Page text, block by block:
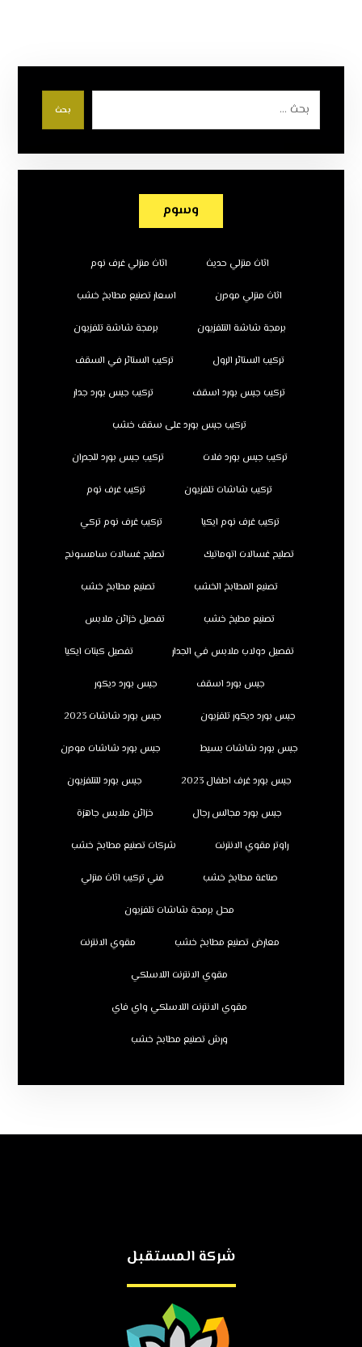
بحث
وسوم
اثاث منزلي حديث اثاث منزلي غرف نوم
اثاث منزلي مودرن اسعار تصنيع مطابخ خشب
برمجة شاشة التلفزيون برمجة شاشة تلفزيون
تركيب الستائر الرول تركيب الستائر في السقف
تركيب جبس بورد اسقف تركيب جبس بورد جدار
تركيب جبس بورد على سقف خشب
تركيب جبس بورد فلات تركيب جبس بورد للجدران
تركيب شاشات تلفزيون تركيب غرف نوم
تركيب غرف نوم ايكيا تركيب غرف نوم تركي
تصليح غسالات اتوماتيك تصليح غسالات سامسونج
تصنيع المطابخ الخشب تصنيع مطابخ خشب
تصنيع مطبخ خشب تفصيل خزائن ملابس
تفصيل دولاب ملابس في الجدار تفصيل كبتات ايكيا
جبس بورد اسقف جبس بورد ديكور
جبس بورد ديكور تلفزيون جبس بورد شاشات 2023
جبس بورد شاشات بسيط جبس بورد شاشات مودرن
جبس بورد غرف اطفال 2023 جبس بورد للتلفزيون
جبس بورد مجالس رجال خزائن ملابس جاهزة
راوتر مقوي الانترنت شركات تصنيع مطابخ خشب
صناعة مطابخ خشب فني تركيب اثاث منزلي
محل برمجة شاشات تلفزيون
معارض تصنيع مطابخ خشب مقوي الانترنت
مقوي الانترنت اللاسلكي
مقوي الانترنت اللاسلكي واي فاي
ورش تصنيع مطابخ خشب
شركة المستقبل